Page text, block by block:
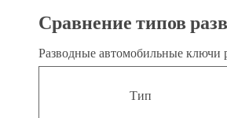
Сравнение типов
Разводные автомобильные ключи
Тип